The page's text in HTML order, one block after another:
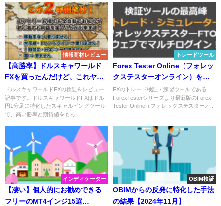
情報商材レビュー
【高勝率】ドルスキャワールド
FXを買ったんだけど、これヤバ
くない？【検証とレビュー】
ドルスキャワールドFXの検証＆レビュー
記事です。ドルスキャワールドFXはドル
円1分足に特化したスキャルピングツール
で、高い勝率と期待値をもっ...
トレードツール
Forex Tester Online（フォレッ
クステスターオンライン）を詳
細にレビュー！
FXのトレード検証・練習ツールである
ForexTesterシリーズより最新版のForex
Tester Online（フォレックステスターオ...
インディケーター
【凄い】個人的にお勧めできる
フリーのMT4インジ15選
OBIM検証
OBIMからの反発に特化した手法
の結果【2024年11月】